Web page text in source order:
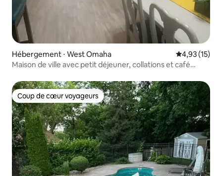
Hébergement ⋅ West Omaha Évaluation
4,93 (15)
Maison de ville avec petit déjeuner, collations et café
Coup de cœur voyageurs
Coup de cœur voyageurs